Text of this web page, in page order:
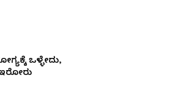
ಒಳ್ಳೇದು,